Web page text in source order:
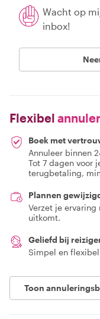
Wacht op
inbox!
Flexibel
Boek met
Annuleer binnen
Tot 7 dagen voor
terugbetaling,
Plannen
Verzet je
uitkomt.
Geliefd bij
Simpel en
Toon